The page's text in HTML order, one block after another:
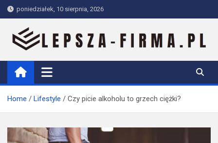
Skip
to
content
poniedziałek, 10 sierpnia, 2026
Lepsza-firma.pl
Home Lifestyle Czy picie alkoholu to grzech ciężki?